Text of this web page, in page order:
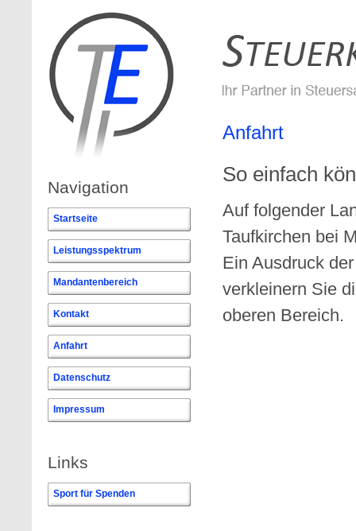
Anfahrt
Navigation
Startseite
Leistungsspektrum
Mandantenbereich
Kontakt
Anfahrt
Datenschutz
Impressum
Links
Sport für Spenden
So einfach
Auf folgender
Taufkirchen bei
Ein Ausdruck
verkleinern Sie
oberen Bereich.